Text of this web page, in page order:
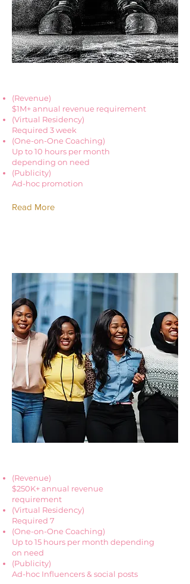
(Revenue)
$1M+ annual revenue requirement
(Virtual Residency)
‍Required 3 week
(One-on-One Coaching)
Up to 10 hours per month
depending on need
(Publicity)
Ad-hoc promotion
Read More
(Revenue)
$250K+ annual revenue
requirement
(Virtual Residency)
‍Required 7
(One-on-One Coaching)
Up to 15 hours per month depending
on need
(Publicity)
Ad-hoc Influencers & social posts